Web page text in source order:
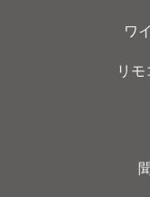
ワ
リ